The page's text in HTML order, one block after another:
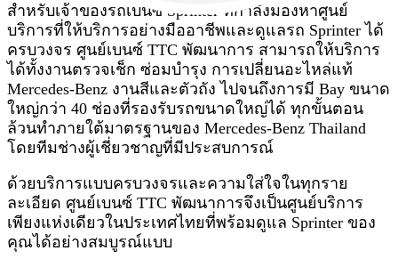
สำหรับเจ้าของรถเบนซ์ Sprinter ที่กำลังมองหาศูนย์
บริการที่ให้บริการอย่างมืออาชีพและดูแลรถ Sprinter ได้
ครบวงจร ศูนย์เบนซ์ TTC พัฒนาการ สามารถให้บริการ
ได้ทั้งงานตรวจเช็ก ซ่อมบำรุง การเปลี่ยนอะไหล่แท้
Mercedes-Benz งานสีและตัวถัง ไปจนถึงการมี Bay ขนาด
ใหญ่กว่า 40 ช่องที่รองรับรถขนาดใหญ่ได้ ทุกขั้นตอน
ล้วนทำภายใต้มาตรฐานของ Mercedes-Benz Thailand
โดยทีมช่างผู้เชี่ยวชาญที่มีประสบการณ์
ด้วยบริการแบบครบวงจรและความใส่ใจในทุกราย
ละเอียด ศูนย์เบนซ์ TTC พัฒนาการจึงเป็นศูนย์บริการ
เพียงแห่งเดียวในประเทศไทยที่พร้อมดูแล Sprinter ของ
คุณได้อย่างสมบูรณ์แบบ